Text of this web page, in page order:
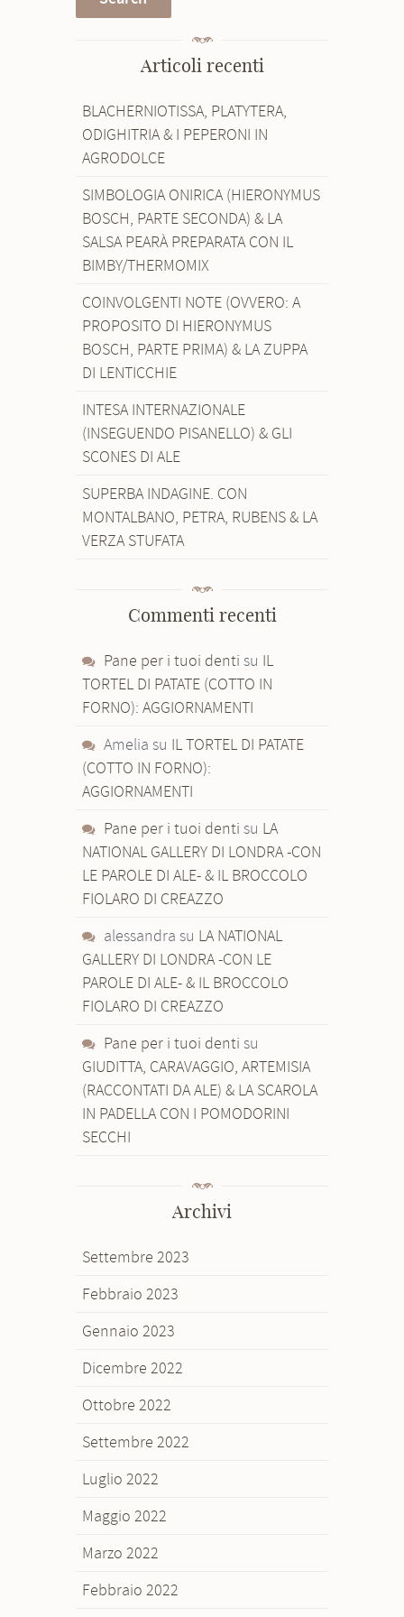
Articoli recenti
BLACHERNIOTISSA, PLATYTERA,
ODIGHITRIA & I PEPERONI IN
AGRODOLCE
SIMBOLOGIA ONIRICA (HIERONYMUS
BOSCH, PARTE SECONDA) & LA
SALSA PEARÀ PREPARATA CON IL
BIMBY/THERMOMIX
COINVOLGENTI NOTE (OVVERO: A
PROPOSITO DI HIERONYMUS
BOSCH, PARTE PRIMA) & LA ZUPPA
DI LENTICCHIE
INTESA INTERNAZIONALE
(INSEGUENDO PISANELLO) & GLI
SCONES DI ALE
SUPERBA INDAGINE. CON
MONTALBANO, PETRA, RUBENS & LA
VERZA STUFATA
Commenti recenti
Pane per i tuoi denti su IL
TORTEL DI PATATE (COTTO IN
FORNO): AGGIORNAMENTI
Amelia su IL TORTEL DI PATATE
(COTTO IN FORNO):
AGGIORNAMENTI
Pane per i tuoi denti su LA
NATIONAL GALLERY DI LONDRA -CON
LE PAROLE DI ALE- & IL BROCCOLO
FIOLARO DI CREAZZO
alessandra su LA NATIONAL
GALLERY DI LONDRA -CON LE
PAROLE DI ALE- & IL BROCCOLO
FIOLARO DI CREAZZO
Pane per i tuoi denti su
GIUDITTA, CARAVAGGIO, ARTEMISIA
(RACCONTATI DA ALE) & LA SCAROLA
IN PADELLA CON I POMODORINI
SECCHI
Archivi
Settembre 2023
Febbraio 2023
Gennaio 2023
Dicembre 2022
Ottobre 2022
Settembre 2022
Luglio 2022
Maggio 2022
Marzo 2022
Febbraio 2022